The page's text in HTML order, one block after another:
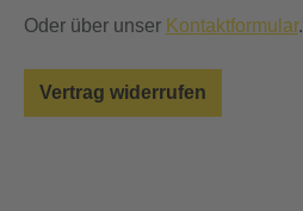
Oder über unser Kontaktformular.
Vertrag widerrufen